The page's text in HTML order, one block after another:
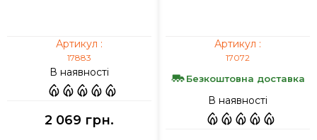
Артикул :
17883
В наявності
2 069 грн.
Артикул :
17072
Безкоштовна доставка
В наявності